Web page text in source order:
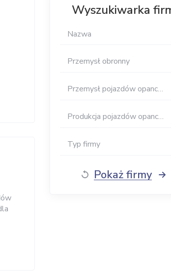
Wyszukiwarka
Przemysł obronny
Przemysł pojazdów opancerzonych
Produkcja pojazdów opancerzonych
Typ firmy
Pokaż firmy